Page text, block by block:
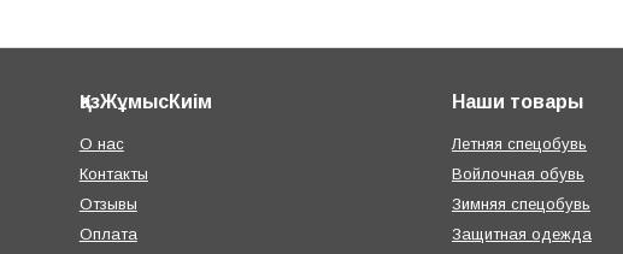
ҚазЖұмысКиім
О нас
Контакты
Отзывы
Оплата
Наши товары
Летняя спецобувь
Войлочная обувь
Зимняя спецобувь
Защитная одежда